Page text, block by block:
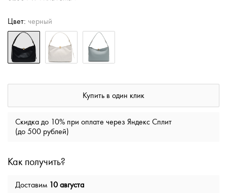
Цвет: черный
Купить в один клик
Скидка до 10% при оплате через Яндекс Сплит
(до 500 рублей)
Как получить?
Доставим 10 августа